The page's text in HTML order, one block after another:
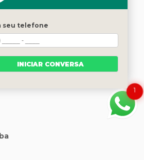
1
seu telefone
INICIAR CONVERSA